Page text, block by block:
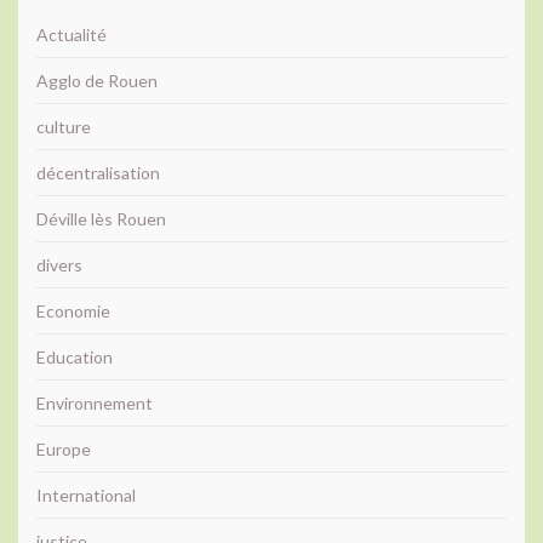
Actualité
Agglo de Rouen
culture
décentralisation
Déville lès Rouen
divers
Economie
Education
Environnement
Europe
International